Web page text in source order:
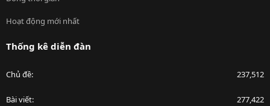
Hoạt động mới nhất
Thống kê diễn đàn
Chủ đề 237,512
Bài viết 277,422